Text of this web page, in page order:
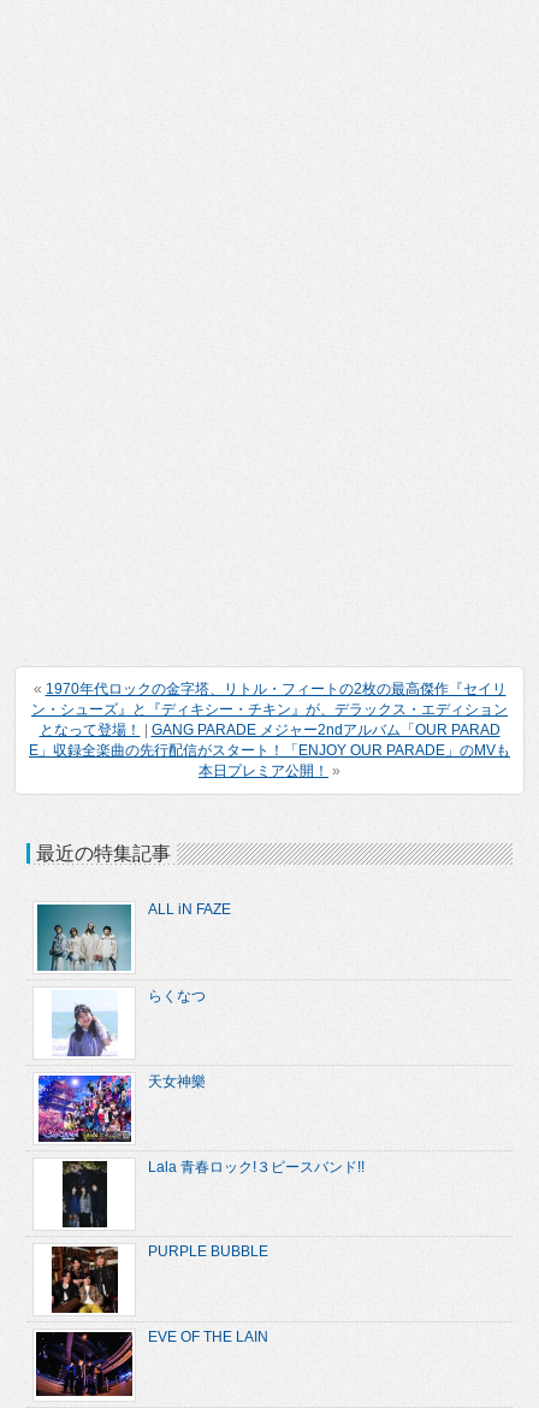
« 1970年代ロックの金字塔、リトル・フィートの2枚の最高傑作『セイリ
ン・シューズ』と『ディキシー・チキン』が、デラックス・エディション
となって登場！
| GANG PARADE メジャー2ndアルバム「OUR PARAD
E」収録全楽曲の先行配信がスタート！「ENJOY OUR PARADE」のMVも
本日プレミア公開！ »
最近の特集記事
ALL iN FAZE
らくなつ
天女神樂
Lala 青春ロック!３ピースバンド!!
PURPLE BUBBLE
EVE OF THE LAIN